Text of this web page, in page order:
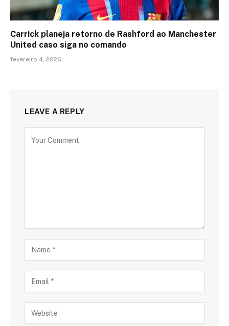
Carrick planeja retorno de Rashford ao Manchester
United caso siga no comando
fevereiro 4, 2026
LEAVE A REPLY